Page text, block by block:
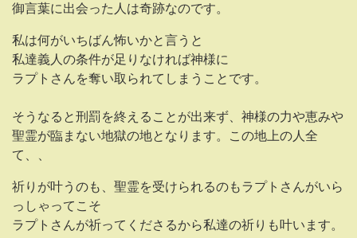
御言葉に出会った人は奇跡なのです。
私は何がいちばん怖いかと言うと
私達義人の条件が足りなければ神様に
ラプトさんを奪い取られてしまうことです。
そうなると刑罰を終えることが出来ず、神様の力や恵みや
聖霊が臨まない地獄の地となります。この地上の人全
て、、
祈りが叶うのも、聖霊を受けられるのもラプトさんがいら
っしゃってこそ
ラプトさんが祈ってくださるから私達の祈りも叶います。